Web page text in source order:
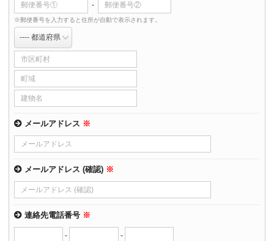
-
※郵便番号を入力すると住所が自動で表示されます。
メールアドレス ※
メールアドレス (確認) ※
連絡先電話番号 ※
- -